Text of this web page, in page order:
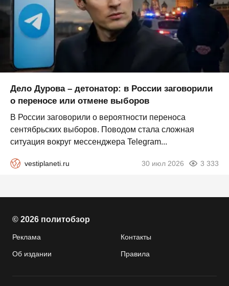
Дело Дурова – детонатор: в России заговорили
о переносе или отмене выборов
В России заговорили о вероятности переноса
сентябрьских выборов. Поводом стала сложная
ситуация вокруг мессенджера Telegram...
vestiplaneti.ru 30 июл 2026 3 333
© 2026 политобзор
Реклама Контакты
Об издании Правила